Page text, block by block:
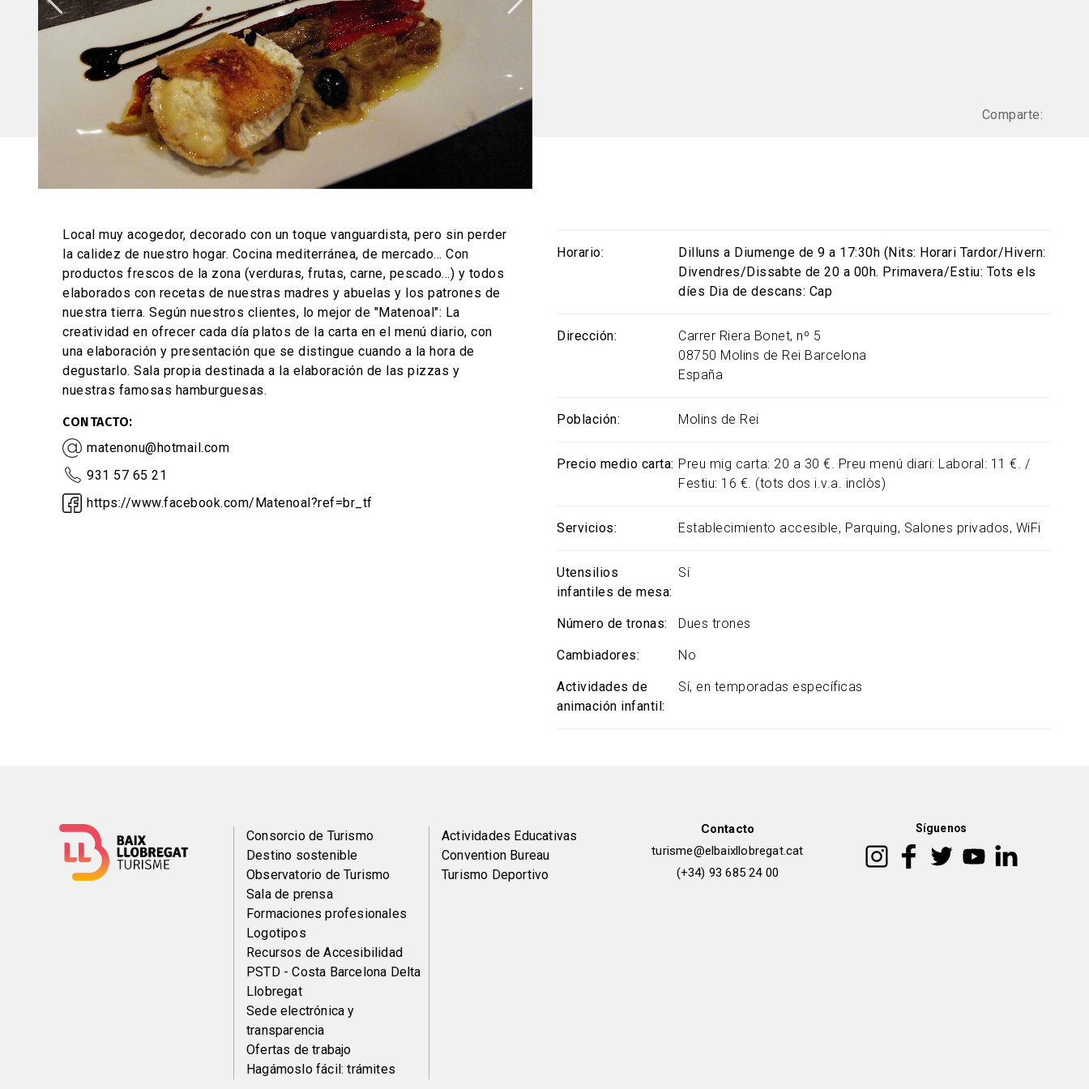
Comparte:
Local muy acogedor, decorado con un toque vanguardista, pero sin perder
la calidez de nuestro hogar. Cocina mediterránea, de mercado... Con
productos frescos de la zona (verduras, frutas, carne, pescado...) y todos
elaborados con recetas de nuestras madres y abuelas y los patrones de
nuestra tierra. Según nuestros clientes, lo mejor de "Matenoal": La
creatividad en ofrecer cada día platos de la carta en el menú diario, con
una elaboración y presentación que se distingue cuando a la hora de
degustarlo. Sala propia destinada a la elaboración de las pizzas y
nuestras famosas hamburguesas.
CONTACTO
matenonu@hotmail.com
931 57 65 21
https://www.facebook.com/Matenoal?ref=br_tf
Horario
Dilluns a Diumenge de 9 a 17:30h (Nits: Horari Tardor/Hivern:
Divendres/Dissabte de 20 a 00h. Primavera/Estiu: Tots els
díes Dia de descans: Cap
Dirección
Carrer Riera Bonet, nº 5
08750 Molins de Rei Barcelona
España
Población Molins de Rei
Precio medio carta Preu mig carta: 20 a 30 €. Preu menú diari: Laboral: 11 €. /
Festiu: 16 €. (tots dos i.v.a. inclòs)
Servicios Establecimiento accesible Parquing Salones privados WiFi
Utensilios
infantiles de mesa
Sí
Número de tronas Dues trones
Cambiadores No
Actividades de
animación infantil
Sí, en temporadas específicas
Menú
del
pie
Consorcio de Turismo
Destino sostenible
Observatorio de Turismo
Sala de prensa
Formaciones profesionales
Logotipos
Recursos de Accesibilidad
PSTD - Costa Barcelona Delta
Llobregat
Sede electrónica y
transparencia
Ofertas de trabajo
Hagámoslo fácil: trámites
Peu
de
Actividades Educativas
Convention Bureau
Turismo Deportivo
Contacto
turisme@elbaixllobregat.cat
(+34) 93 685 24 00
Síguenos